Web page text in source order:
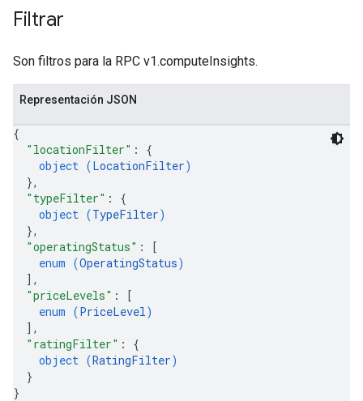
Filtrar
Son filtros para la RPC v1.computeInsights.
Representación JSON
{
"locationFilter" : {
object (LocationFilter)
},
"typeFilter" : {
object (TypeFilter)
},
"operatingStatus" :
[
enum (OperatingStatus)
] ,
"priceLevels" :
[
enum (PriceLevel)
] ,
"ratingFilter" : {
object (RatingFilter)
}
}